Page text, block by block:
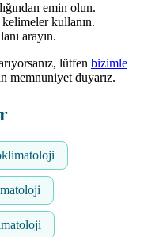
emin olun.
kullanın.
arayın.
lütfen bizimle
memnuniyet duyarız.